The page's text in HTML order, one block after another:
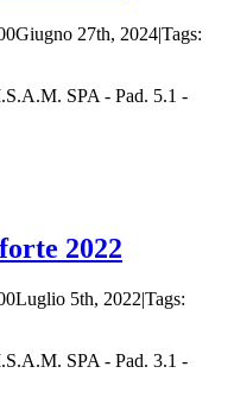
Giugno 27th, 2024|Tags:
SPA - Pad. 5.1 -
2022
Luglio 5th, 2022|Tags:
SPA - Pad. 3.1 -